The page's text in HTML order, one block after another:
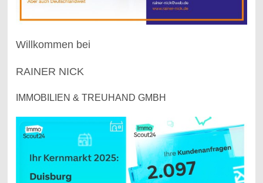
Willkommen bei
RAINER NICK
IMMOBILIEN & TREUHAND GMBH